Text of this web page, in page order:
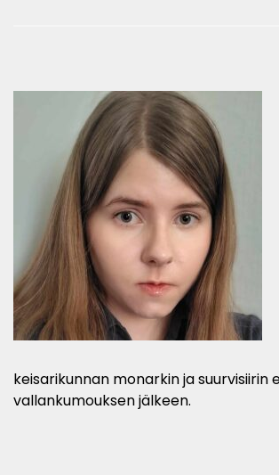
keisarikunnan monarkin ja suurvisiirin
vallankumouksen jälkeen.